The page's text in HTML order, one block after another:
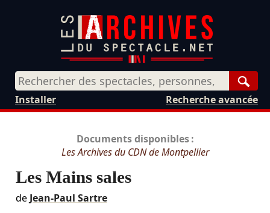
Recherche avancée
Installer
Documents disponibles :
Les Archives du CDN de Montpellier
Les Mains sales
de Jean-Paul Sartre